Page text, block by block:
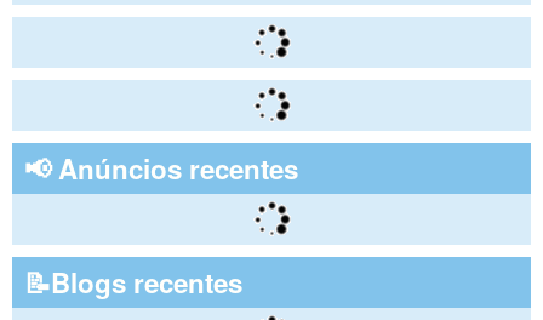
📢 Anúncios recentes
📝Blogs recentes